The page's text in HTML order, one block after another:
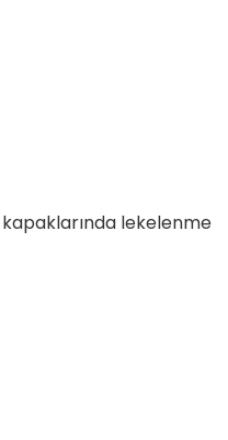
lekelenme